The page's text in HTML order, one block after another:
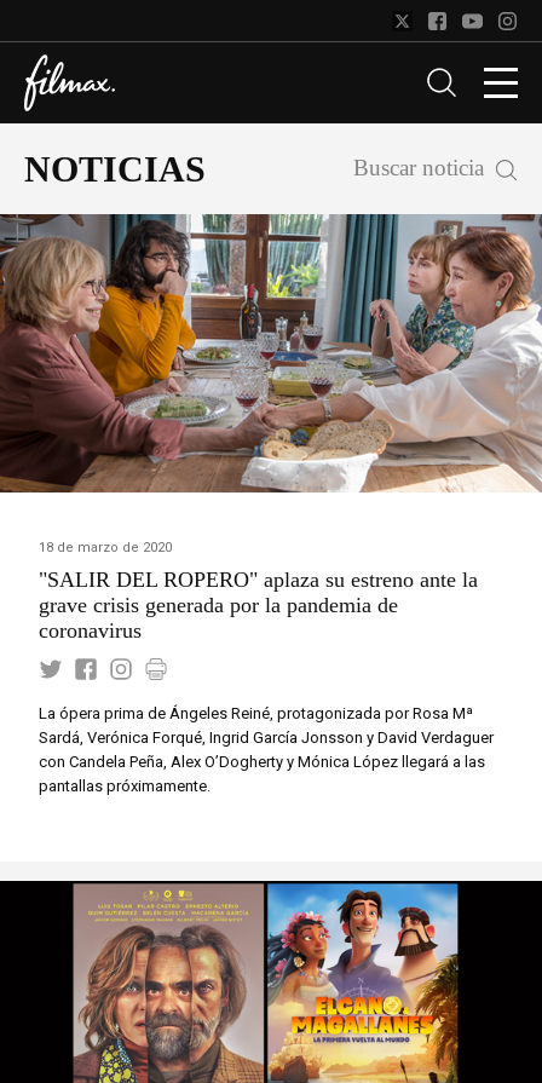
NOTICIAS Buscar noticia
18 de marzo de 2020
"SALIR DEL ROPERO" aplaza su estreno ante la
grave crisis generada por la pandemia de
coronavirus
La ópera prima de Ángeles Reiné, protagonizada por Rosa Mª
Sardá, Verónica Forqué, Ingrid García Jonsson y David Verdaguer
con Candela Peña, Alex O’Dogherty y Mónica López llegará a las
pantallas próximamente.